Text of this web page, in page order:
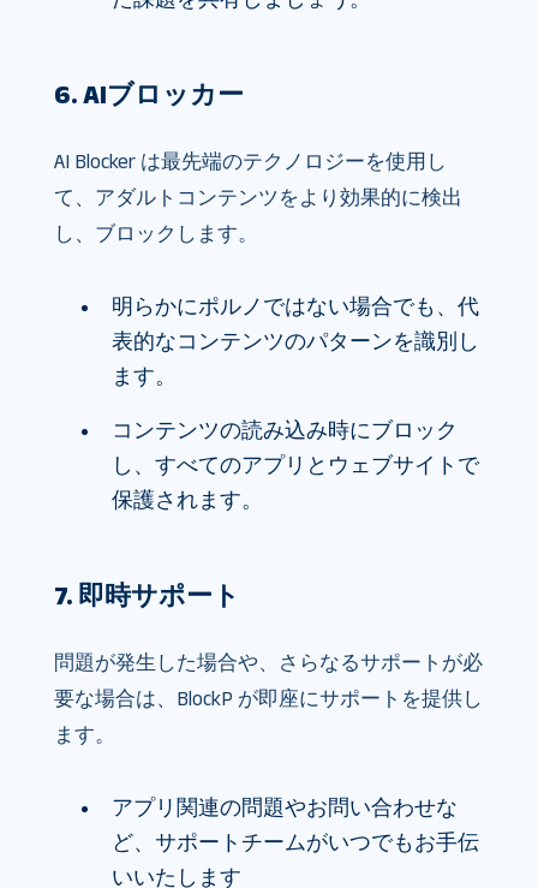
6. AIブロッカー
AI Blocker は最先端のテクノロジーを使用し
て、アダルトコンテンツをより効果的に検出
し、ブロックします。
明らかにポルノではない場合でも、代
表的なコンテンツのパターンを識別し
ます。
コンテンツの読み込み時にブロック
し、すべてのアプリとウェブサイトで
保護されます。
7. 即時サポート
問題が発生した場合や、さらなるサポートが必
要な場合は、BlockP が即座にサポートを提供し
ます。
アプリ関連の問題やお問い合わせな
ど、サポートチームがいつでもお手伝
いいたします